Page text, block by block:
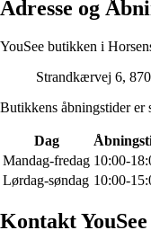
Adresse og
YouSee butikken i
Strandkærvej 6,
Butikkens åbningstider er
Dag
Mandag-fredag 10:00-
Lørdag-søndag 10:00-
Kontakt